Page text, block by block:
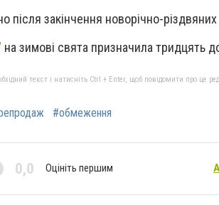
закінчення новорічно-
на зимові свята призначила тридцять
текст і натисніть Ctrl + Enter, щоб повідомити про це
#обмеження
0,0 Оцініть першим